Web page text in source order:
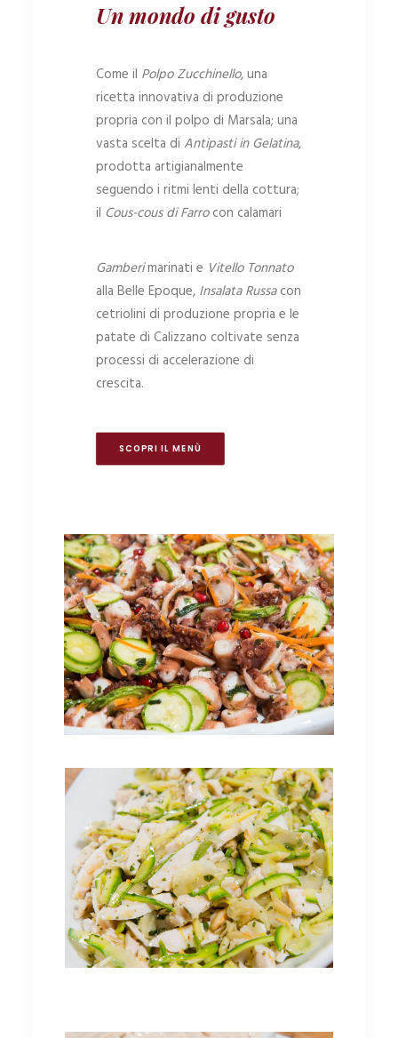
Un mondo di gusto
Come il Polpo Zucchinello, una
ricetta innovativa di produzione
propria con il polpo di Marsala; una
vasta scelta di Antipasti in Gelatina,
prodotta artigianalmente
seguendo i ritmi lenti della cottura;
il Cous-cous di Farrocon calamari
Gamberimarinati e Vitello Tonnato
alla Belle Epoque, Insalata Russacon
cetriolini di produzione propria e le
patate di Calizzano coltivate senza
processi di accelerazione di
crescita.
SCOPRI IL MENÙ